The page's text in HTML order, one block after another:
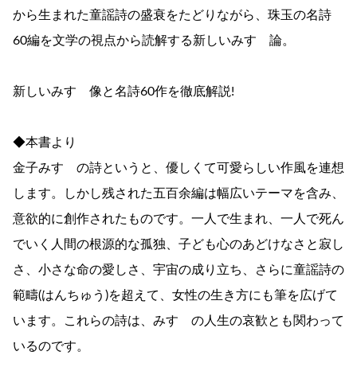
から生まれた童謡詩の盛衰をたどりながら、珠玉の名詩
60編を文学の視点から読解する新しいみすゞ論。
新しいみすゞ像と名詩60作を徹底解説!
◆本書より
金子みすゞの詩というと、優しくて可愛らしい作風を連想
します。しかし残された五百余編は幅広いテーマを含み、
意欲的に創作されたものです。一人で生まれ、一人で死ん
でいく人間の根源的な孤独、子ども心のあどけなさと寂し
さ、小さな命の愛しさ、宇宙の成り立ち、さらに童謡詩の
範疇(はんちゅう)を超えて、女性の生き方にも筆を広げて
います。これらの詩は、みすゞの人生の哀歓とも関わって
いるのです。